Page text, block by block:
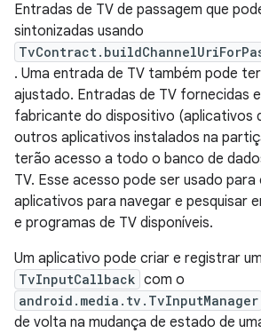
Entradas de TV de passagem que
sintonizadas usando
. Uma entrada de TV também pode
ajustado. Entradas de TV fornecidas
fabricante do dispositivo (aplicativos
outros aplicativos instalados na
terão acesso a todo o banco de
TV. Esse acesso pode ser usado
aplicativos para navegar e pesquisar
e programas de TV disponíveis.
Um aplicativo pode criar e registrar um
TvInputCallback com o
android.media.tv.TvInputManager
de volta na mudança de estado de